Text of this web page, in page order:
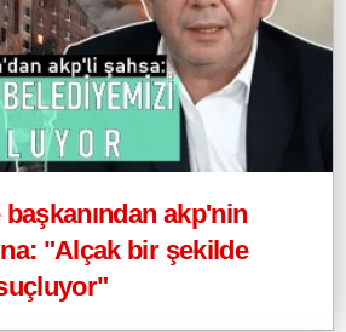
akp'nin
"Alçak bir şekilde